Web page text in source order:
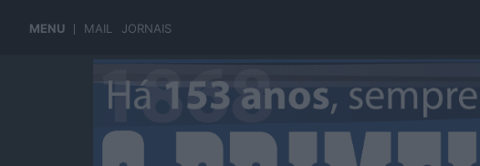
MENU MAIL JORNAIS